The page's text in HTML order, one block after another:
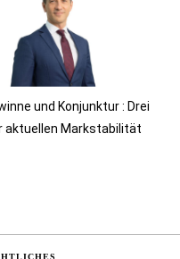
und Konjunktur : Drei
aktuellen Markstabilität